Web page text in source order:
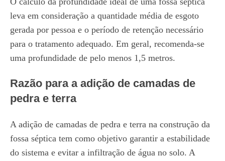
leva em consideração a quantidade média de esgoto
gerada por pessoa e o período de retenção necessário
para o tratamento adequado. Em geral, recomenda-se
uma profundidade de pelo menos 1,5 metros.
Razão para a adição de camadas de
pedra e terra
A adição de camadas de pedra e terra na construção da
fossa séptica tem como objetivo garantir a estabilidade
do sistema e evitar a infiltração de água no solo. A